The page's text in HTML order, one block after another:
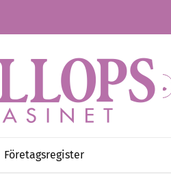
Företagsregister